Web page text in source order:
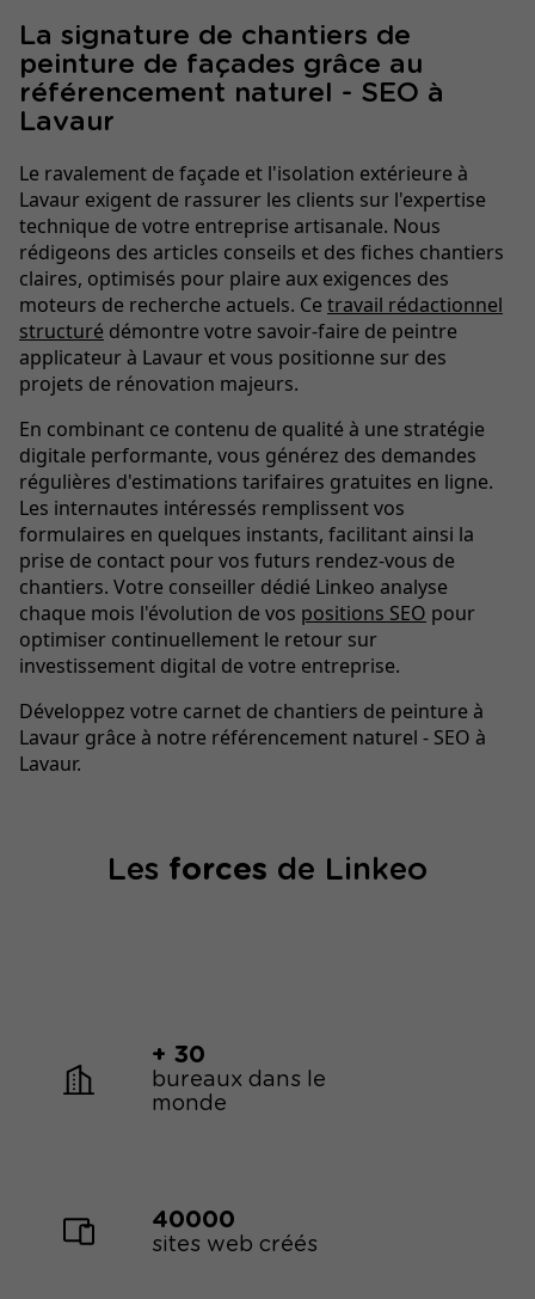
La signature de chantiers de
peinture de façades grâce au
référencement naturel - SEO à
Lavaur
Le ravalement de façade et l'isolation extérieure à
Lavaur exigent de rassurer les clients sur l'expertise
technique de votre entreprise artisanale. Nous
rédigeons des articles conseils et des fiches chantiers
claires, optimisés pour plaire aux exigences des
moteurs de recherche actuels. Ce travail rédactionnel
structuré démontre votre savoir-faire de peintre
applicateur à Lavaur et vous positionne sur des
projets de rénovation majeurs.
En combinant ce contenu de qualité à une stratégie
digitale performante, vous générez des demandes
régulières d'estimations tarifaires gratuites en ligne.
Les internautes intéressés remplissent vos
formulaires en quelques instants, facilitant ainsi la
prise de contact pour vos futurs rendez-vous de
chantiers. Votre conseiller dédié Linkeo analyse
chaque mois l'évolution de vos positions SEO pour
optimiser continuellement le retour sur
investissement digital de votre entreprise.
Développez votre carnet de chantiers de peinture à
Lavaur grâce à notre référencement naturel - SEO à
Lavaur.
Les forces de Linkeo
+ 30
bureaux dans le
monde
40000
sites web créés